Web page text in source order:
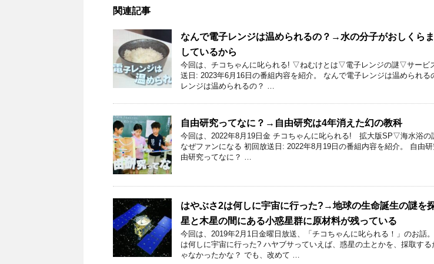
関連記事
なんで電子レンジは温められるの？→水の分子がおしくら
しているから
今回は、チコちゃんに叱られる! ▽ねむけとは▽電子レンジの謎▽サービ
送日: 2023年6月16日の番組内容を紹介。 なんで電子レンジは温められる
レンジは温められるの？ …
自由研究ってなに？→自由研究は4年消えた幻の教科
今回は、2022年8月19日金 チコちゃんに叱られる! 拡大版SP▽海水浴
なぜファンになる 初回放送日: 2022年8月19日の番組内容を紹介。 自由
由研究ってなに？ …
はやぶさ2は何しに宇宙に行った?→地球の生命誕生の謎を
星と木星の間にある小惑星群に原材料が残っている
今回は、2019年2月1日金曜日放送、「チコちゃんに叱られる！」のお話。
は何しに宇宙に行った? ハヤブサっていえば、惑星の土とかを、採取する
ゃなかったかな？ でも、改めて …